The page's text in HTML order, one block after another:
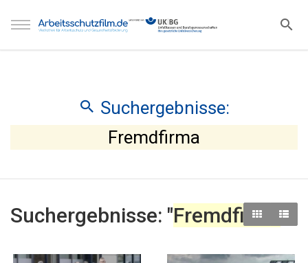
Suchergebnisse:
Fremdfirma
Suchergebnisse: "Fremdfirma"